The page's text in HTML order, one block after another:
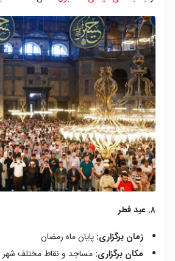
۸. عید فطر
زمان برگزاری: پایان ماه رمضان
مکان برگزاری: مساجد و نقاط مختلف شهر